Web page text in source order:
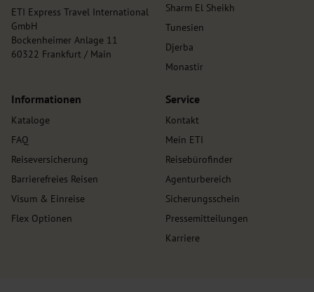
ETI Express Travel International
GmbH
Bockenheimer Anlage 11
60322 Frankfurt / Main
Sharm El Sheikh
Tunesien
Djerba
Monastir
Informationen
Kataloge
FAQ
Reiseversicherung
Barrierefreies Reisen
Visum & Einreise
Flex Optionen
Service
Kontakt
Mein ETI
Reisebürofinder
Agenturbereich
Sicherungsschein
Pressemitteilungen
Karriere